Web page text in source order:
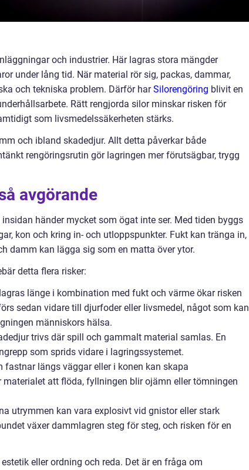
och industrier. Här lagras stora mängder
under lång tid. När material rör sig, packas, dammar,
och tekniska problem. Därför harSilorengöring blivit en
Rätt rengjorda silor minskar risken för
som livsmedelssäkerheten stärks.
och ibland skadedjur. Allt detta påverkar både
rengöringsrutin gör lagringen mer förutsägbar, trygg
avgörande
händer mycket som ögat inte ser. Med tiden byggs
kon och kring in- och utloppspunkter. Fukt kan tränga in,
damm kan lägga sig som en matta över ytor.
detta flera risker:
länge i kombination med fukt och värme ökar risken
sedan vidare till djurfoder eller livsmedel, något som kan
människors hälsa.
trivs där spill och gammalt material samlas. En
som sprids vidare i lagringssystemet.
längs väggar eller i konen kan skapa
att flöda, fyllningen blir ojämn eller tömningen
utrymmen kan vara explosivt vid gnistor eller stark
växer dammlagren steg för steg, och risken för en
eller ordning och reda. Det är en fråga om